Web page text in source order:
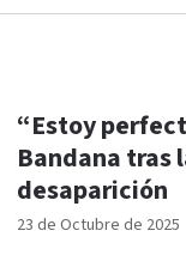
23 de Octubre de 2025
“Estoy
Bandana tras
desaparición